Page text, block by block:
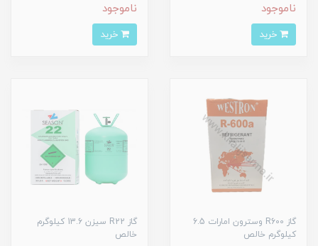
ناموجود ناموجود
گاز R600 وسترون امارات 6.5
کیلوگرم خالص
گاز R22 سیزن 13.6 کیلوگرم
خالص